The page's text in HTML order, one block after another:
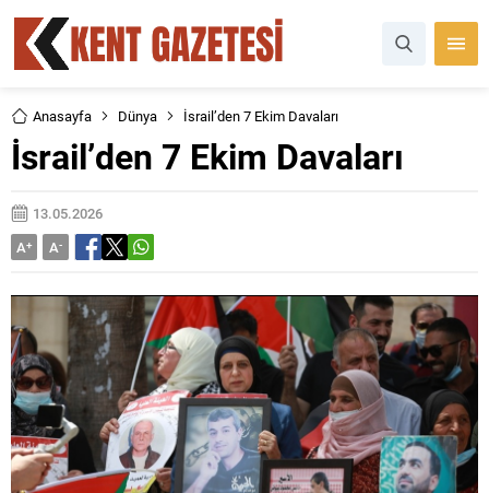
Anasayfa Dünya İsrail’den 7 Ekim Davaları
İsrail’den 7 Ekim Davaları
13.05.2026
A+ A-